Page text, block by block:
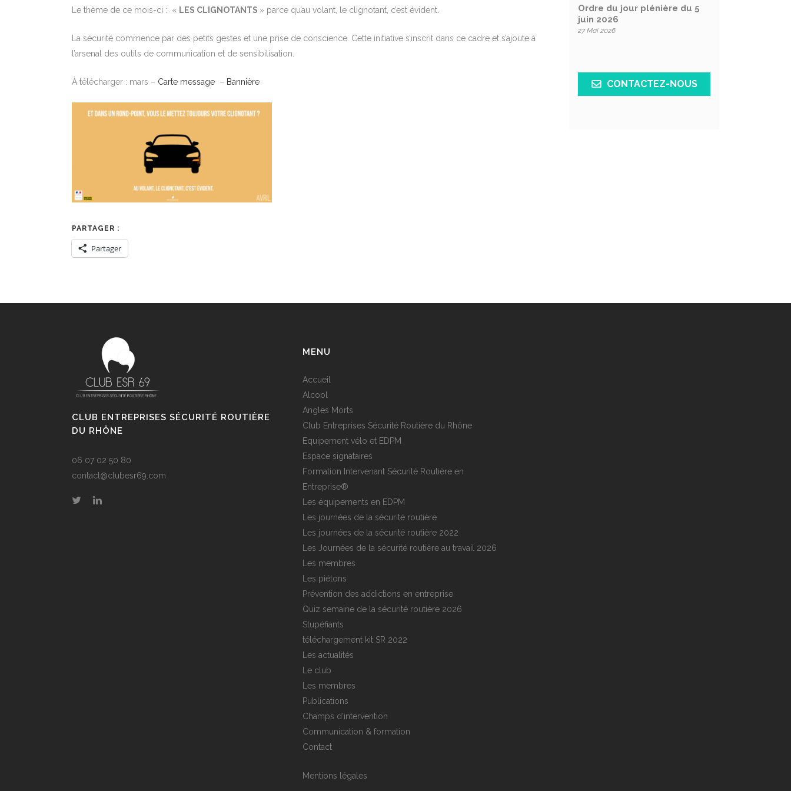
Le thème de ce mois-ci : « LES CLIGNOTANTS » parce qu’au volant, le clignotant, c’est évident.
La sécurité commence par des petits gestes et une prise de conscience. Cette initiative s’inscrit dans ce cadre et s’ajoute à
l’arsenal des outils de communication et de sensibilisation.
À télécharger : mars – Carte message – Bannière
PARTAGER :
Partager
Ordre du jour plénière du 5
juin 2026
27 Mai 2026
CONTACTEZ-NOUS
CLUB ENTREPRISES SÉCURITÉ ROUTIÈRE
DU RHÔNE
06 07 02 50 80
contact@clubesr69.com
MENU
Accueil
Alcool
Angles Morts
Club Entreprises Sécurité Routière du Rhône
Equipement vélo et EDPM
Espace signataires
Formation Intervenant Sécurité Routière en
Entreprise®
Les équipements en EDPM
Les journées de la sécurité routière
Les journées de la sécurité routière 2022
Les Journées de la sécurité routière au travail 2026
Les membres
Les piétons
Prévention des addictions en entreprise
Quiz semaine de la sécurité routière 2026
Stupéfiants
téléchargement kit SR 2022
Les actualités
Le club
Les membres
Publications
Champs d’intervention
Communication & formation
Contact
Mentions légales